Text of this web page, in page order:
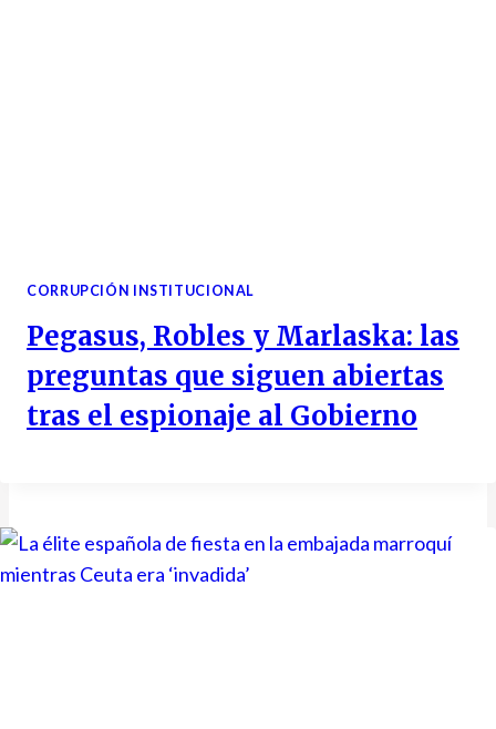
CORRUPCIÓN INSTITUCIONAL
Pegasus, Robles y Marlaska: las
preguntas que siguen abiertas
tras el espionaje al Gobierno